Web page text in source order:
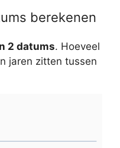
berekenen
2 datums. Hoeveel
jaren zitten tussen